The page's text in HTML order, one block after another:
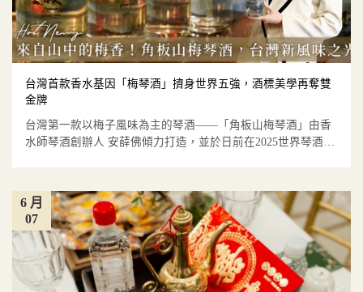
台灣首款香水基因「梅琴酒」擠身世界五強，酒標美學再奪雙
金牌
台灣第一款以梅子風味為主的琴酒——「角板山梅琴酒」由香
水師琴酒創辦人 安薛佛傾力打造，並於日前在2025世界琴酒大
07
6 月